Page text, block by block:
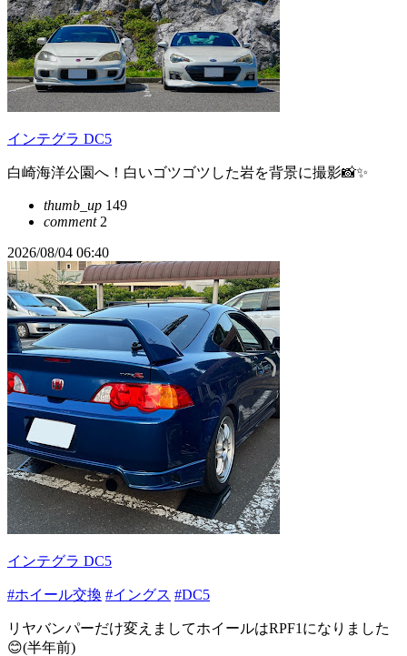
インテグラ DC5
白崎海洋公園へ！白いゴツゴツした岩を背景に撮影📸✨
thumb_up 149
comment2
2026/08/04 06:40
インテグラ DC5
#ホイール交換 #イングス #DC5
リヤバンパーだけ変えましてホイールはRPF1になりました
😊(半年前)